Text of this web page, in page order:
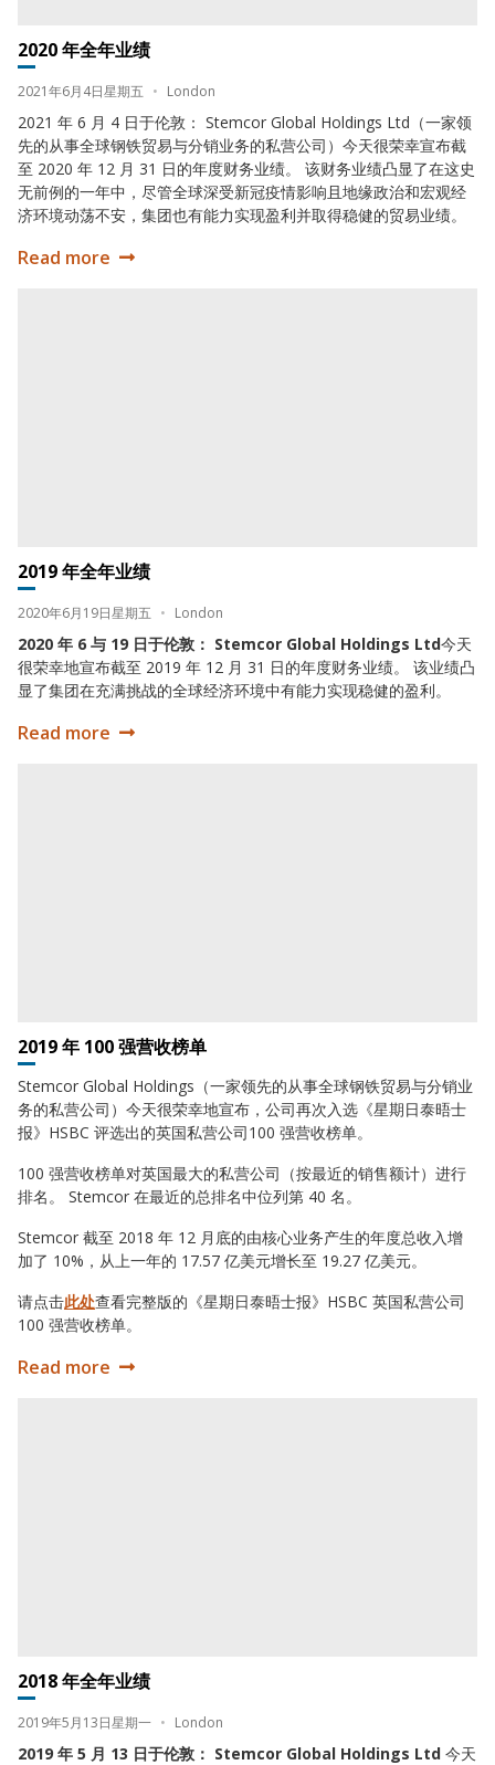
2020 年全年业绩
Date:
2021年6月4日星期五
Location: • London
2021 年 6 月 4 日于伦敦： Stemcor Global Holdings Ltd（一家领
先的从事全球钢铁贸易与分销业务的私营公司）今天很荣幸宣布截
至 2020 年 12 月 31 日的年度财务业绩。 该财务业绩凸显了在这史
无前例的一年中，尽管全球深受新冠疫情影响且地缘政治和宏观经
济环境动荡不安，集团也有能力实现盈利并取得稳健的贸易业绩。
2020 年全年业绩
Read more
2019 年全年业绩
Date:
2020年6月19日星期五
Location: • London
2020 年 6 与 19 日于伦敦： Stemcor Global Holdings Ltd今天
很荣幸地宣布截至 2019 年 12 月 31 日的年度财务业绩。 该业绩凸
显了集团在充满挑战的全球经济环境中有能力实现稳健的盈利。
2019 年全年业绩
Read more
2019 年 100 强营收榜单
Stemcor Global Holdings（一家领先的从事全球钢铁贸易与分销业
务的私营公司）今天很荣幸地宣布，公司再次入选《星期日泰晤士
报》HSBC 评选出的英国私营公司100 强营收榜单。
100 强营收榜单对英国最大的私营公司（按最近的销售额计）进行
排名。 Stemcor 在最近的总排名中位列第 40 名。
Stemcor 截至 2018 年 12 月底的由核心业务产生的年度总收入增
加了 10%，从上一年的 17.57 亿美元增长至 19.27 亿美元。
请点击此处查看完整版的《星期日泰晤士报》HSBC 英国私营公司
100 强营收榜单。
2019 年 100 强营收榜单
Read more
2018 年全年业绩
Date:
2019年5月13日星期一
Location: • London
2019 年 5 月 13 日于伦敦： Stemcor Global Holdings Ltd 今天